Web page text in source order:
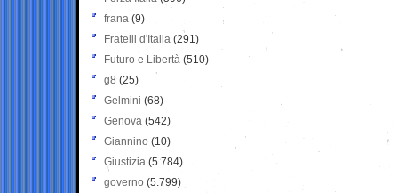
frana (9)
Fratelli d'Italia (291)
Futuro e Libertà (510)
g8 (25)
Gelmini (68)
Genova (542)
Giannino (10)
Giustizia (5.784)
governo (5.799)